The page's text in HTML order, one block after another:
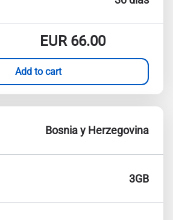
EUR66.00
Add to cart
Bosnia y Herzegovina
3GB